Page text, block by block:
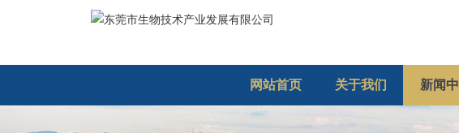
网站首页 关于我们 新闻